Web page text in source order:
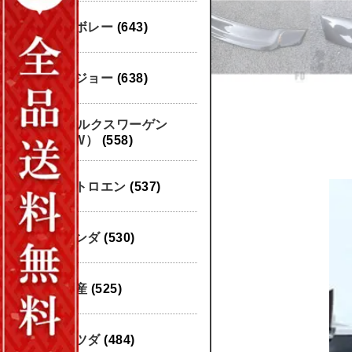
シボレー (643)
プジョー (638)
フォルクスワーゲン
（VW） (558)
シトロエン (537)
ホンダ (530)
日産 (525)
マツダ (484)